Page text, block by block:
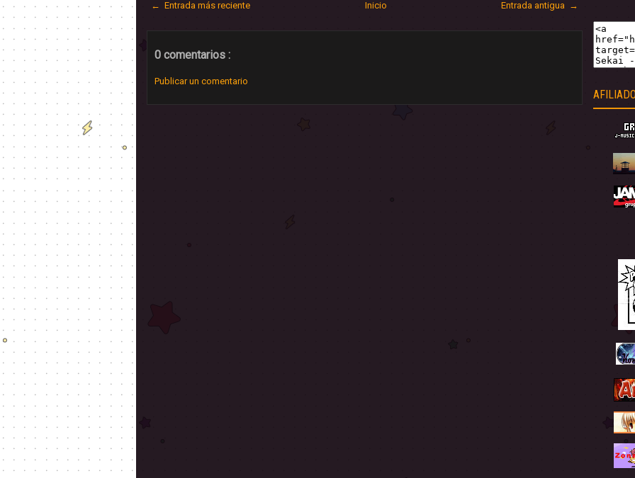
← Entrada más reciente Entrada antigua →
Inicio
0 comentarios :
Publicar un comentario